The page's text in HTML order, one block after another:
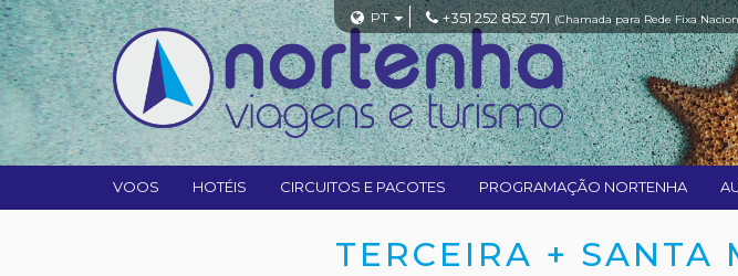
PT +351 252 852 571 (Chamada para Rede Fixa
VOOS HOTÉIS CIRCUITOS E PACOTES PROGRAMAÇÃO NORTENHA
TERCEIRA + SANTA